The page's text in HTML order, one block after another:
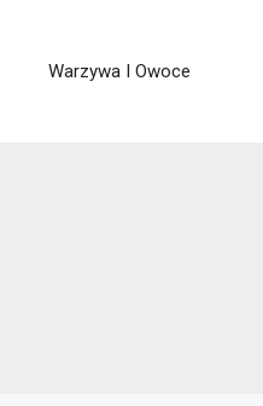
Warzywa I Owoce